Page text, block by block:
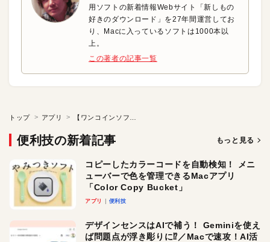
用ソフトの新着情報Webサイト「新しもの
好きのダウンロード」を27年間運営してお
り、Macに入っているソフトは1000本以
上。
この著者の記事一覧
トップ アプリ
便利技の新着記事 もっと見る
コピーしたカラーコードを自動検知！ メニ
ューバーで色を管理できるMacアプリ
「Color Copy Bucket」
アプリ 便利技
デザインセンスはAIで補う！ Geminiを使え
ば問題点が浮き彫りに⁉︎／Macで速攻！AI活